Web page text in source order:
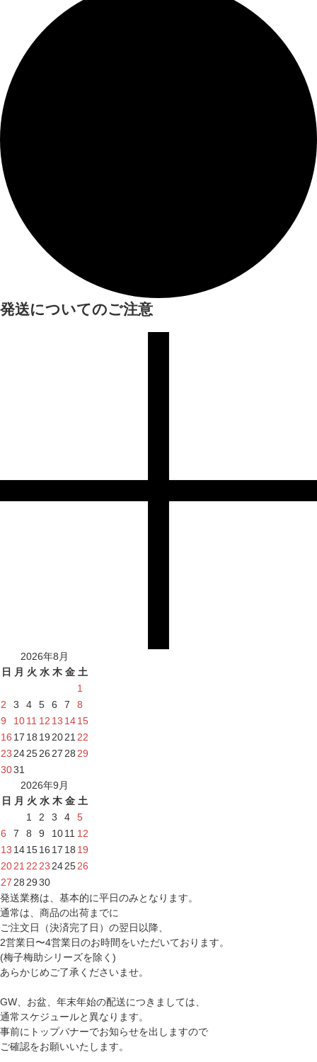
発送についてのご注意
2026年8月
日 月 火 水 木 金 土
1
2
3 4 5 6 7
8
9
1011 12 13 1415
16 17 18 19202122
23242526272829
3031
2026年9月
日 月 火 水 木 金 土
1
2 3 4
5
6
7 8 9 1011 12
13 141516 17 18 19
20212223242526
27282930
発送業務は、基本的に平日のみとなります。
通常は、商品の出荷までに
ご注文日（決済完了日）の翌日以降、
2営業日〜4営業日のお時間をいただいております。
(梅子梅助シリーズを除く)
あらかじめご了承くださいませ。
GW、お盆、年末年始の配送につきましては、
通常スケジュールと異なります。
事前にトップバナーでお知らせを出しますので
ご確認をお願いいたします。